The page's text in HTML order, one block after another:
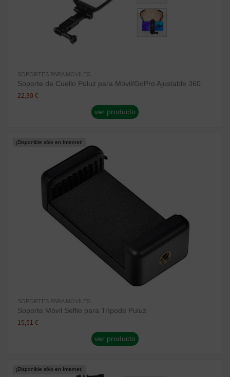
SOPORTES PARA MOVILES
Soporte de Cuello Puluz para Móvil/GoPro Ajustable 360
22,30 €
ver producto
¡Disponible sólo en Internet!
SOPORTES PARA MOVILES
Soporte Móvil Selfie para Trípode Puluz
15,51 €
ver producto
¡Disponible sólo en Internet!